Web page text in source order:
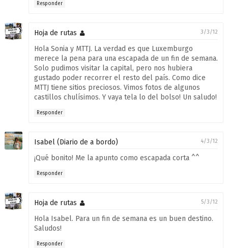
Responder
Hoja de rutas 3/3/12
Hola Sonia y MTTJ. La verdad es que Luxemburgo
merece la pena para una escapada de un fin de semana.
Solo pudimos visitar la capital, pero nos hubiera
gustado poder recorrer el resto del país. Como dice
MTTJ tiene sitios preciosos. Vimos fotos de algunos
castillos chulísimos. Y vaya tela lo del bolso! Un saludo!
Responder
Isabel (Diario de a bordo) 4/3/12
¡Qué bonito! Me la apunto como escapada corta ^^
Responder
Hoja de rutas 5/3/12
Hola Isabel. Para un fin de semana es un buen destino.
Saludos!
Responder